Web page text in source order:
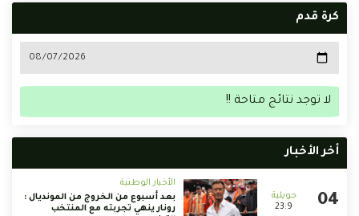
كرة قدم
لا توجد نتائج متاحة !!
أخر الأخبار
23:9
الأخبار الوطنية
بعد أسبوع من الخروج من المونديال :
رونار ينهي تجربته مع المنتخب